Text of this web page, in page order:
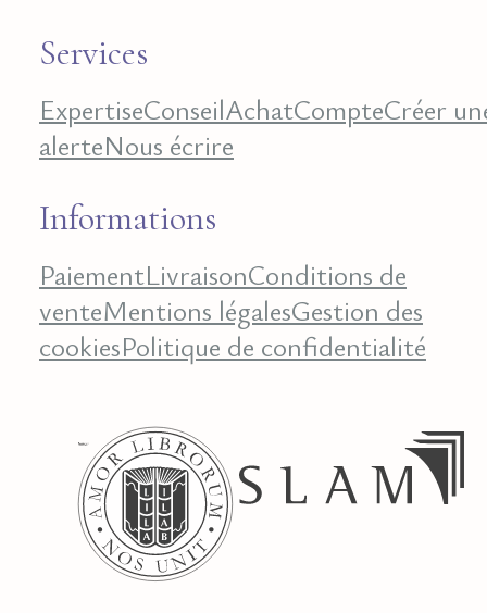
Services
ExpertiseConseilAchatCompteCréer
alerteNous écrire
Informations
PaiementLivraisonConditions de
venteMentions légalesGestion des
cookiesPolitique de confidentialité